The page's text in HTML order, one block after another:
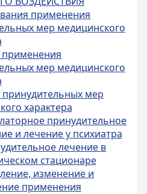
применения
мер медицинского
применения
мер медицинского
принудительных мер
характера
принудительное
и лечение у психиатра
лечение в
стационаре
изменение и
применения